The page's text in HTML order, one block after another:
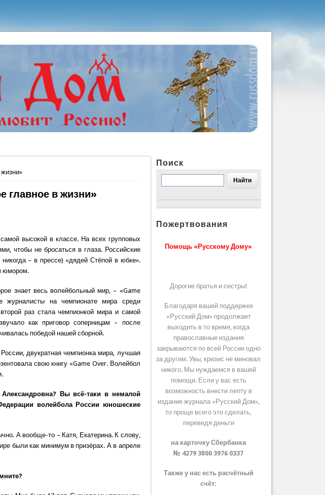
главное в жизни»
высокой в классе. На всех групповых
чтобы не бросаться в глаза. Российские
– в прессе) «дядей Стёпой в юбке».
юмором.
знает весь волейбольный мир, – «Game
журналисты на чемпионате мира среди
раз стала чемпионкой мира и самой
как приговор соперницам – после
победой нашей сборной.
двукратная чемпионка мира, лучшая
свою книгу «Game Over. Волейбол
Вы всё-таки в немалой
волейбола России юношеские
А вообще-то – Катя, Екатерина. К слову,
были как минимум в призёрах. А в апреле
Поиск
Пожертвования
Помощь «Русскому Дому»
Дорогие братья и сестры!
Благодаря вашей поддержке
«Русский Дом» продолжает
выходить в то время, когда
православные издания
закрываются по всей России одно
за другим. Увы, кризис не миновал
никого. Мы нуждаемся в вашей
помощи. Если у вас есть
возможность внести лепту в
издание журнала «Русский Дом»,
то проще всего это сделать,
переведя деньги
на карточку Сбербанка
№ 4279 3800 3976 0337
Также у нас есть расчётный
счёт: